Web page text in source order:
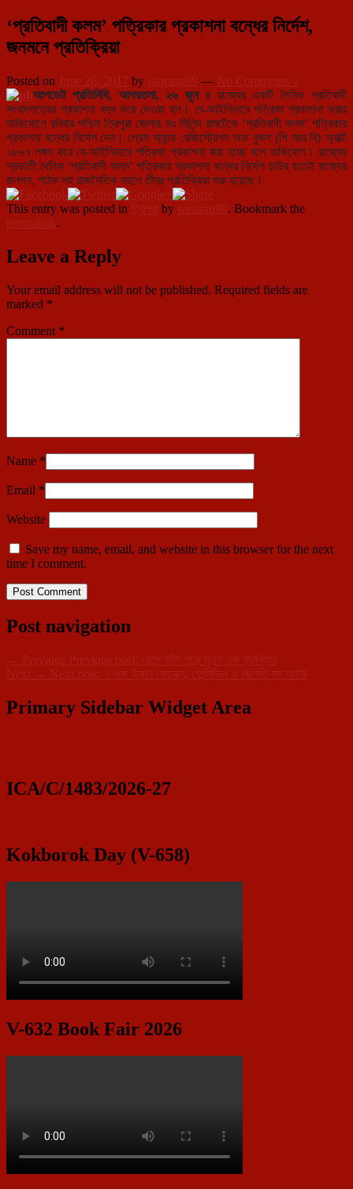
‘প্রতিবাদী কলম’ পত্রিকার প্রকাশনা বন্ধের নির্দেশ,
জনমনে প্রতিক্রিয়া
Posted on June 26, 2017 by santanu99 — No Comments ↓
আপডেট প্রতিনিধি, আগরতলা, ২৬ জুন ৷৷রাজ্যের একটি দৈনিক প্রতিবাদী
সংবাদপত্রের প্রকাশনা বন্ধ করে দেওয়া হল। বে-আইনিভাবে পত্রিকা প্রকাশনা করার
অভিযোগে রবিবার পশ্চিম ত্রিপুরা জেলার ডঃ মিলিন্দ রামটেকে ‘প্রতিবাদী কলম’ পত্রিকার
প্রকাশনা বন্ধের নির্দেশ দেন। প্রেস অ্যান্ড রেজিস্ট্রেশন অফ বুকস (পি আর বি) অ্যাক্ট
১৮৬৭ লঙ্গন করে বে-আইনিভাবে পত্রিকা প্রকাশনা করা হচ্ছে বলে অভিযোগ। রাজ্যের
প্রভাতী দৈনিক ‘প্রতিবাদী কলম’ পত্রিকার প্রকাশনা বন্ধের নির্দেশ চাউর হতেই রাজ্যের
জনগন, পাঠক সহ রাজনৈতিক মহলে তীব্র প্রতিক্রিয়া শুরু হয়েছে।
This entry was posted in ত্রিপুরা by santanu99. Bookmark the
permalink.
Leave a Reply
Your email address will not be published. Required fields are
marked *
Comment *
Name *
Email *
Website
Save my name, email, and website in this browser for the next
time I comment.
Post navigation
← Previous Previous post:
রেলে কাঁটা পড়ে মৃত্যু এক ব্যাক্তির
Next → Next post: ৭ লক্ষ টাকার কোরেক্স, ফেন্সিডিল ও বিলেতি মদ আটক
Primary Sidebar Widget Area
ICA/C/1483/2026-27
Kokborok Day (V-658)
V-632 Book Fair 2026